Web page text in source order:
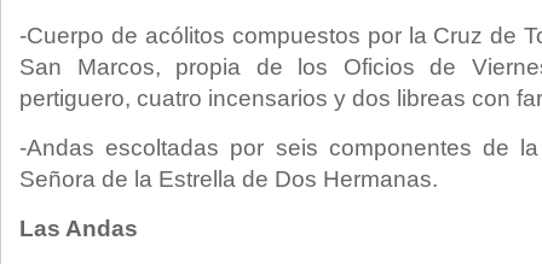
-Cuerpo de acólitos compuestos por la Cruz de
San Marcos, propia de los Oficios de
pertiguero, cuatro incensarios y dos libreas con
-Andas escoltadas por seis componentes de
Señora de la Estrella de Dos Hermanas.
Las Andas